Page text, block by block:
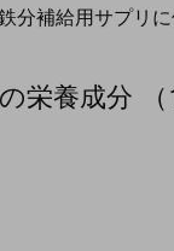
補給用サプリに
栄養成分 （